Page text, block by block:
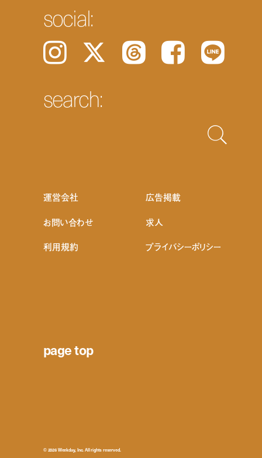
social:
Instagram 𝕏 Threads Facebook LINE
search:
運営会社
広告掲載
お問い合わせ
求人
利用規約
プライバシーポリシー
page top
© 2026 Weekday, Inc. All rights reserved.